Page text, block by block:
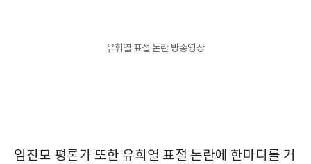
유휘열 표절 논란 방송영상
임진모 평론가 또한 유희열 표절 논란에 한마디를 거